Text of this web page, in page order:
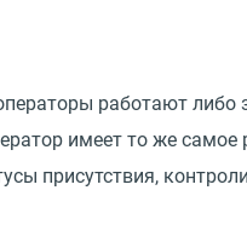
работают
имеет то же
присутствия,